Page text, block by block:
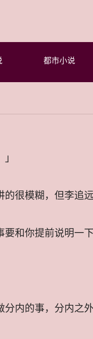
都市小说
很模糊，但李追
要和你提前说明一下
分内的事，分内之